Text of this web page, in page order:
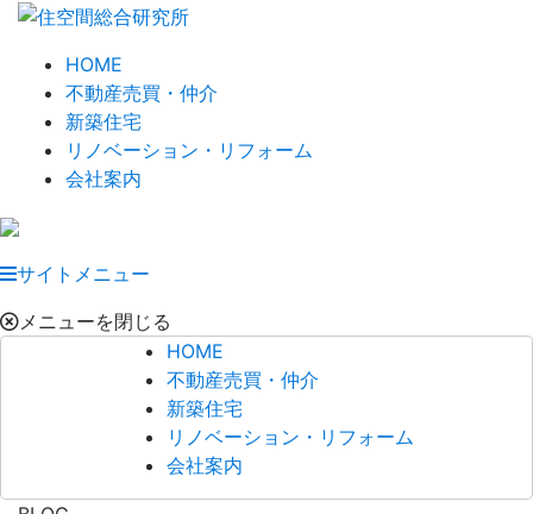
HOME
不動産売買・仲介
新築住宅
リノベーション・リフォーム
会社案内
サイトメニュー
メニューを閉じる
HOME
不動産売買・仲介
新築住宅
リノベーション・リフォーム
会社案内